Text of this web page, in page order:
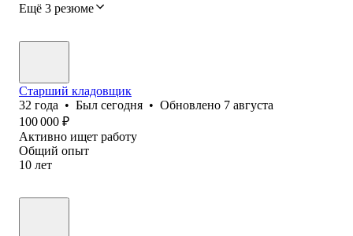
Ещё 3 резюме
Старший кладовщик
32 года • Был сегодня • Обновлено 7 августа
100 000 ₽
Активно ищет работу
Общий опыт
10 лет